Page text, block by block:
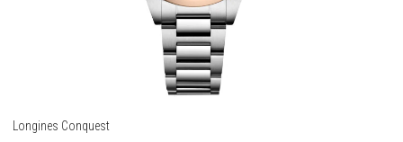
Longines Conquest